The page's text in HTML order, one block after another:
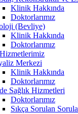
Klinik Hakkında
Doktorlarımız
(Bevliye)
Klinik Hakkında
Doktorlarımız
Merkezi
Klinik Hakkında
Doktorlarımız
Sağlık Hizmetleri
Doktorlarımız
Sıkça Sorulan